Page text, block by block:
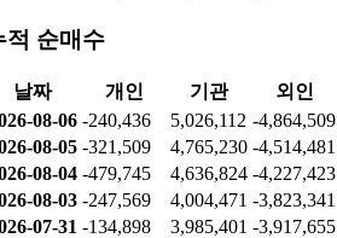
적 순매수
날짜 개인 기관
외인
08-06 -240,436 5,026,112 -4,864,509
08-05 -321,509 4,765,230 -4,514,481
08-04 -479,745 4,636,824 -4,227,423
08-03 -247,569 4,004,471 -3,823,341
07-31 -134,898 3,985,401 -3,917,655